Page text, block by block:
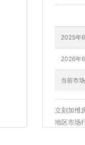
2025年
2026年
当前市
立刻加维
地区市场